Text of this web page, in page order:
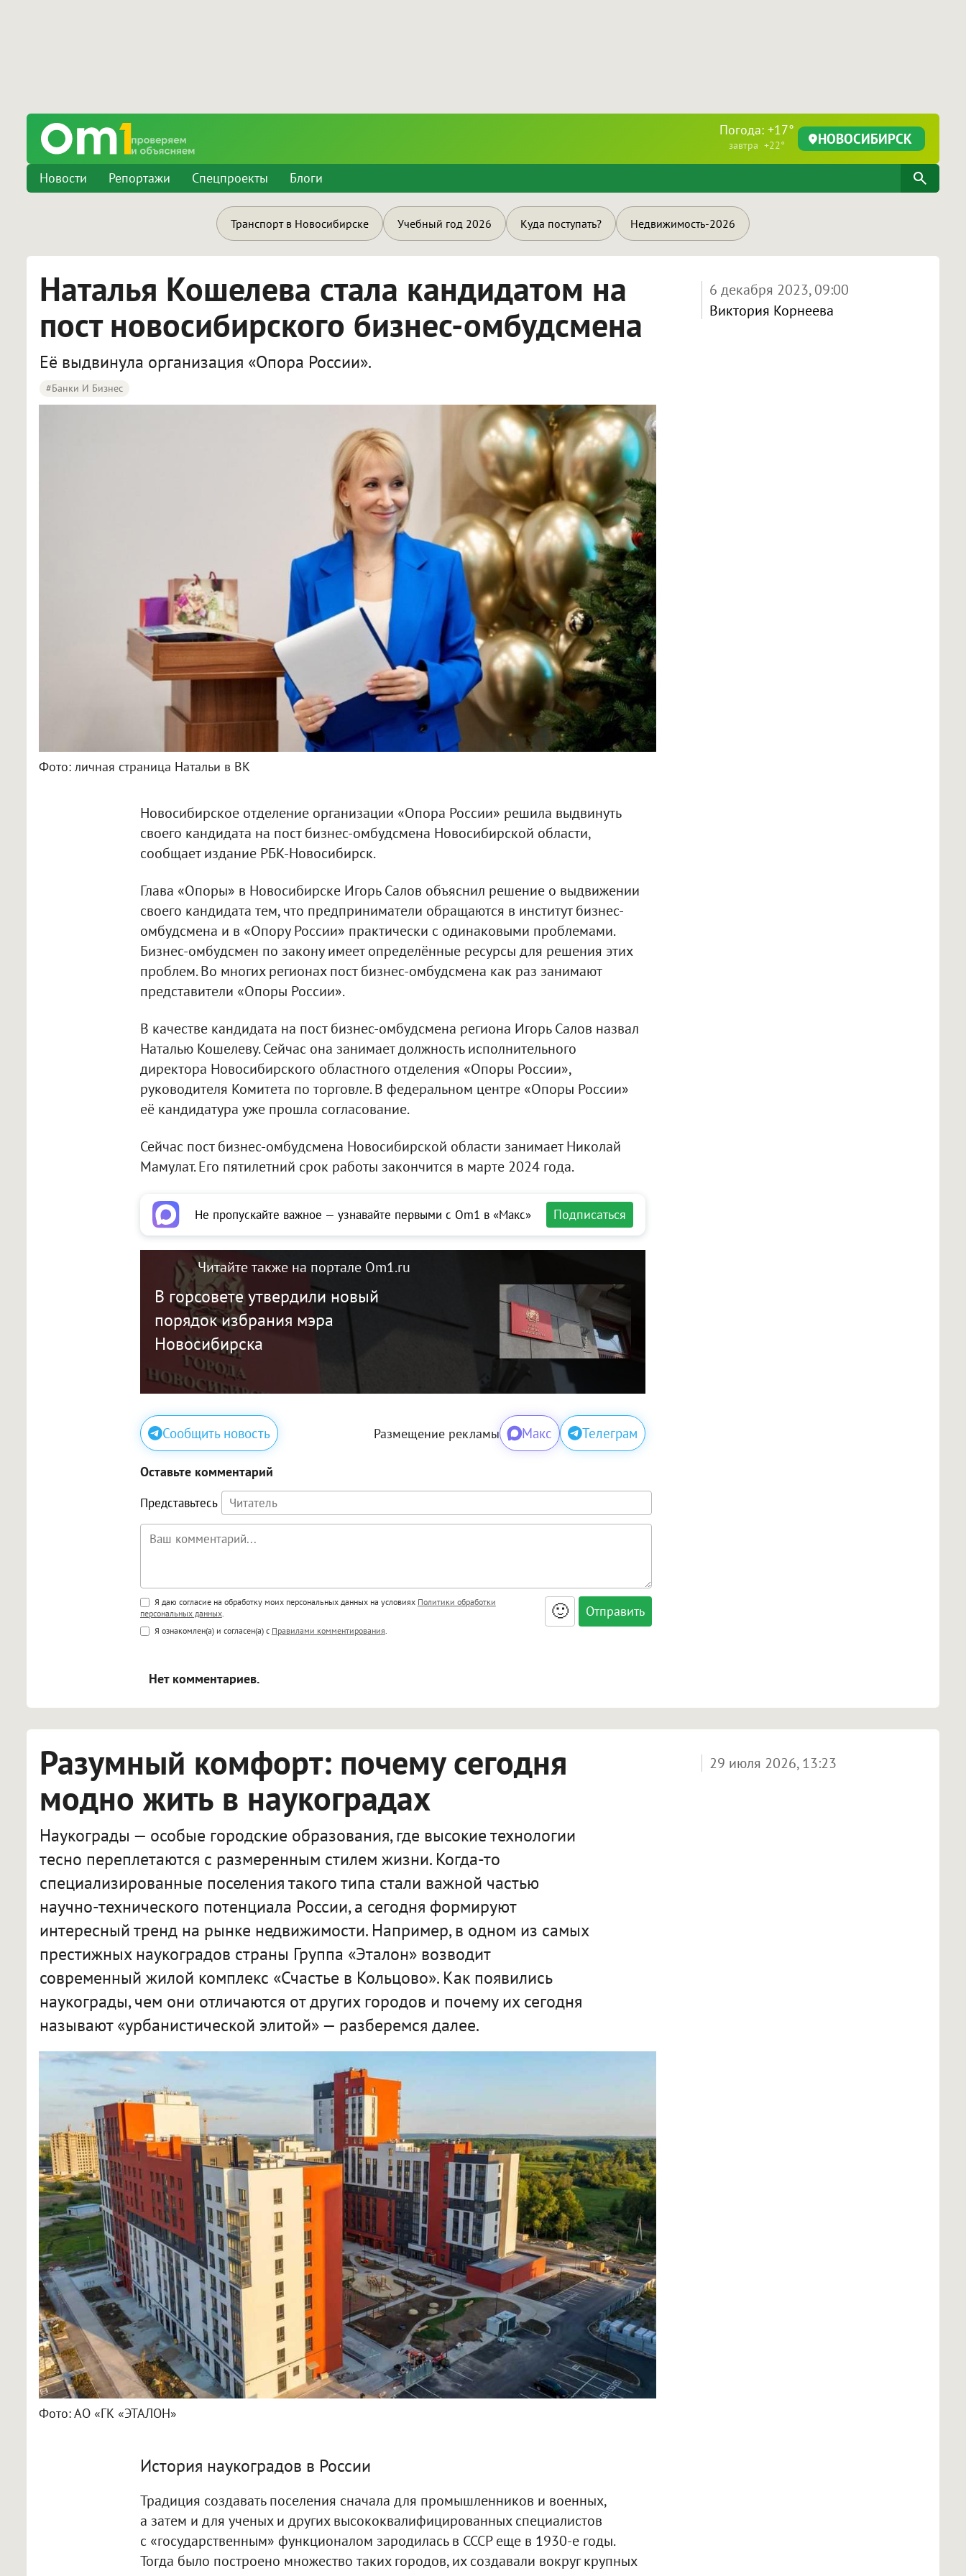
Погода: +17°
завтра +22° НОВОСИБИРСК
Новости Репортажи Спецпроекты Блоги
Транспорт в Новосибирске Учебный год 2026 Куда поступать? Недвижимость-2026
Наталья Кошелева стала кандидатом на
пост новосибирского бизнес-омбудсмена
Её выдвинула организация «Опора России».
#Банки И Бизнес
6 декабря 2023, 09:00
Виктория Корнеева
Фото: личная страница Натальи в ВК
Новосибирское отделение организации «Опора России» решила выдвинуть
своего кандидата на пост бизнес-омбудсмена Новосибирской области,
сообщает издание РБК-Новосибирск.
Глава «Опоры» в Новосибирске Игорь Салов объяснил решение о выдвижении
своего кандидата тем, что предприниматели обращаются в институт бизнес-
омбудсмена и в «Опору России» практически с одинаковыми проблемами.
Бизнес-омбудсмен по закону имеет определённые ресурсы для решения этих
проблем. Во многих регионах пост бизнес-омбудсмена как раз занимают
представители «Опоры России».
В качестве кандидата на пост бизнес-омбудсмена региона Игорь Салов назвал
Наталью Кошелеву. Сейчас она занимает должность исполнительного
директора Новосибирского областного отделения «Опоры России»,
руководителя Комитета по торговле. В федеральном центре «Опоры России»
её кандидатура уже прошла согласование.
Сейчас пост бизнес-омбудсмена Новосибирской области занимает Николай
Мамулат. Его пятилетний срок работы закончится в марте 2024 года.
Не пропускайте важное — узнавайте первыми с Om1 в «Макс» Подписаться
Читайте также на портале Om1.ru
В горсовете утвердили новый
порядок избрания мэра
Новосибирска
Сообщить новость Размещение рекламы Макс Телеграм
Оставьте комментарий
Представьтесь
Поддержка HTML
<b>, <strong>, <u>, <i>, <em>, <s>, <big>, <small>, <sup>, <sub>, <pre>, <ul>, <ol>, <li>,
<blockquote>, <code> экранирует HTML, адреса URL автоматически становятся ссылками, и
Я даю согласие на обработку моих персональных данных на условиях Политики обработки
персональных данных.
Я ознакомлен(а) и согласен(а) с Правилами комментирования.
🙂
Нет комментариев.
Разумный комфорт: почему сегодня
модно жить в наукоградах
Наукограды — особые городские образования, где высокие технологии
тесно переплетаются с размеренным стилем жизни. Когда-то
специализированные поселения такого типа стали важной частью
научно-технического потенциала России, а сегодня формируют
интересный тренд на рынке недвижимости. Например, в одном из самых
престижных наукоградов страны Группа «Эталон» возводит
современный жилой комплекс «Счастье в Кольцово». Как появились
наукограды, чем они отличаются от других городов и почему их сегодня
называют «урбанистической элитой» — разберемся далее.
29 июля 2026, 13:23
Фото: АО «ГК «ЭТАЛОН»
История наукоградов в России
Традиция создавать поселения сначала для промышленников и военных,
а затем и для ученых и других высококвалифицированных специалистов
с «государственным» функционалом зародилась в СССР еще в 1930-е годы.
Тогда было построено множество таких городов, их создавали вокруг крупных